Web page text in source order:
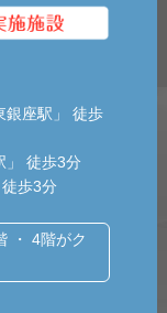
銀座駅」 徒歩
」 徒歩3分
歩3分
・ 4階がク